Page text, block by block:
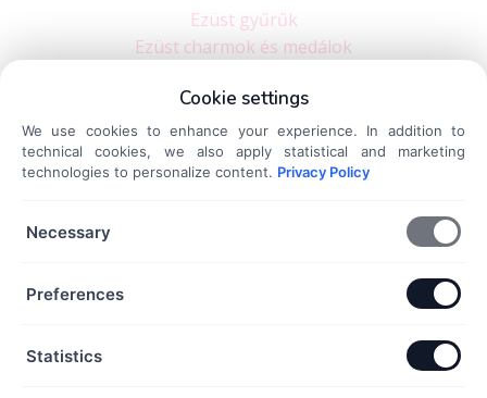
Ezüst gyűrűk
Ezüst charmok és medálok
Ezüst nyakláncok
Ezüst fülbevalók
Dokumentumok
Szállítási és fizetési információk
Cookie settings
We use cookies to enhance your experience. In addition to
technical cookies, we also apply statistical and marketing
technologies to personalize content. Privacy Policy
Necessary
Preferences
Statistics